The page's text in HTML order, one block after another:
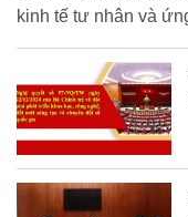
kinh tế tư nhân và